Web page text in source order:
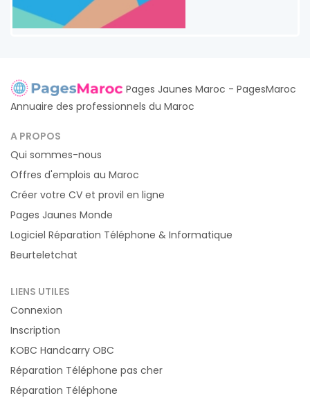
Pages Jaunes Maroc - PagesMaroc
Annuaire des professionnels du Maroc
A PROPOS
Qui sommes-nous
Offres d'emplois au Maroc
Créer votre CV et provil en ligne
Pages Jaunes Monde
Logiciel Réparation Téléphone & Informatique
Beurteletchat
LIENS UTILES
Connexion
Inscription
KOBC Handcarry OBC
Réparation Téléphone pas cher
Réparation Téléphone